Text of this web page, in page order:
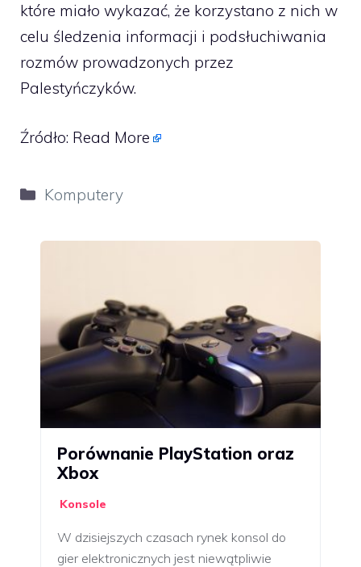
które miało wykazać, że korzystano z nich w
celu śledzenia informacji i podsłuchiwania
rozmów prowadzonych przez
Palestyńczyków.
Źródło: Read More
Kategorie
Komputery
Porównanie PlayStation oraz
Xbox
Konsole
W dzisiejszych czasach rynek konsol do
gier elektronicznych jest niewątpliwie